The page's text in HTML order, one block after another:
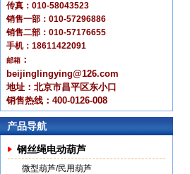
传真：010-58043523
销售一部：010-57296886
销售二部：010-57176655
手机：18611422091
邮箱 ：
beijinglingying@126.com
地址：北京市昌平区东小口
销售热线：400-0126-008
产品导航
钢丝绳电动葫芦
微型葫芦/民用葫芦